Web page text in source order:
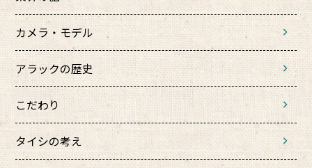
カメラ・モデル
アラックの歴史
こだわり
タイシの考え